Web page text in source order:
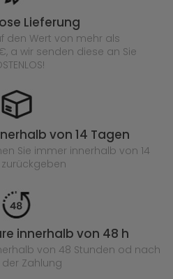
Lieferung
den Wert von mehr als
a wir senden diese an Sie
von 14 Tagen
Sie immer innerhalb von 14
innerhalb von 48 h
von 48 Stunden od nach
der Zahlung